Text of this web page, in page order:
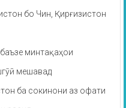
бо Чин, Қирғизистон
минтақаҳои
мешавад
ба сокинони аз офати